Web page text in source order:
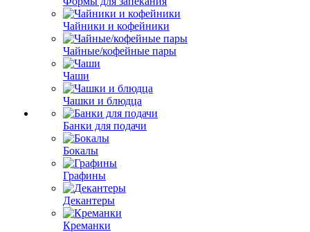
Чайники и кофейники
Чайные/кофейные пары
Чаши
Чашки и блюдца
Банки для подачи
Бокалы
Графины
Декантеры
Креманки